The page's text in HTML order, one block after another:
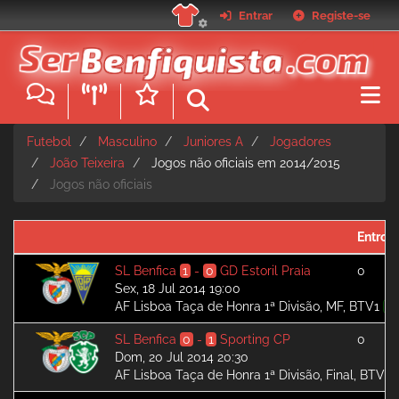
para
conteúdo
principal
Entrar Registe-se
Futebol Masculino Juniores A
Jogadores
João Teixeira
Jogos não oficiais em 2014/2015
Jogos não oficiais
Entrou
SL Benfica 1 -0 GD Estoril Praia
Sex, 18 Jul 2014 19:00
AF Lisboa Taça de Honra 1ª Divisão, MF, BTV1
0
SL Benfica 0 -1 Sporting CP
Dom, 20 Jul 2014 20:30
AF Lisboa Taça de Honra 1ª Divisão, Final, BTV1
0